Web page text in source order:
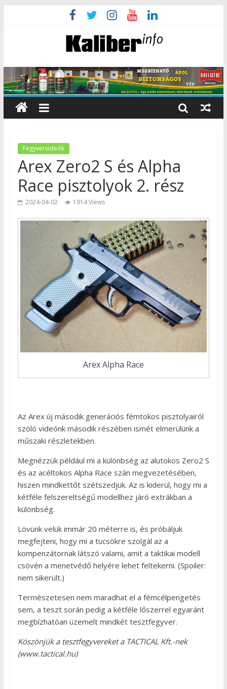
Fegyvervideók
Arex Zero2 S és Alpha
Race pisztolyok 2. rész
2024-04-02 1914 Views
Arex Alpha Race
Az Arex új második generációs fémtokos pisztolyairól
szóló videónk második részében ismét elmerülünk a
műszaki részletekben.
Megnézzük például mi a különbség az alutokos Zero2 S
és az acéltokos Alpha Race szán megvezetésében,
hiszen mindkettőt szétszedjük. Az is kiderül, hogy mi a
kétféle felszereltségű modellhez járó extrákban a
különbség.
Lövünk velük immár 20 méterre is, és próbáljuk
megfejteni, hogy mi a tücsökre szolgál az a
kompenzátornak látszó valami, amit a taktikai modell
csövén a menetvédő helyére lehet feltekerni. (Spoiler:
nem sikerült.)
Természetesen nem maradhat el a fémcélpengetés
sem, a teszt során pedig a kétféle lőszerrel egyaránt
megbízhatóan üzemelt mindkét tesztfegyver.
Köszönjük a tesztfegyvereket a TACTICAL Kft.-nek
(www.tactical.hu)